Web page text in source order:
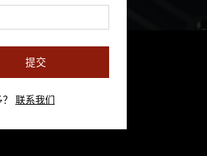
提交
联系我们